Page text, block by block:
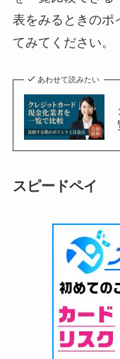
表をみるときのポ
てみてください。
あわせて読みたい
スピードペイ